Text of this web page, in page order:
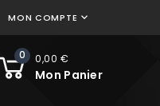
MON COMPTE 
0 0,00 €
Mon Panier